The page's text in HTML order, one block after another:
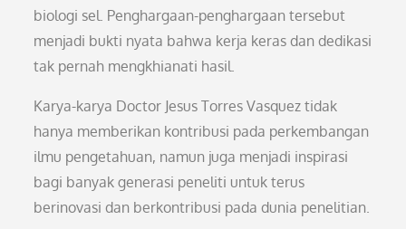
biologi sel. Penghargaan-penghargaan tersebut
menjadi bukti nyata bahwa kerja keras dan dedikasi
tak pernah mengkhianati hasil.
Karya-karya Doctor Jesus Torres Vasquez tidak
hanya memberikan kontribusi pada perkembangan
ilmu pengetahuan, namun juga menjadi inspirasi
bagi banyak generasi peneliti untuk terus
berinovasi dan berkontribusi pada dunia penelitian.